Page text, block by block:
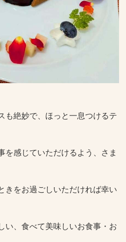
も絶妙で、ほっと一息つけるテ
感じていただけるよう、さま
きをお過ごしいただければ幸い
い、食べて美味しいお食事・お